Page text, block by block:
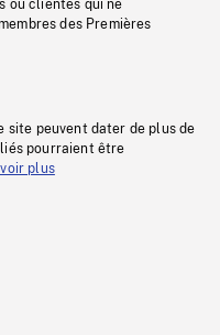
ou clientes qui ne
des Premières
site peuvent dater de plus de
pourraient être
plus